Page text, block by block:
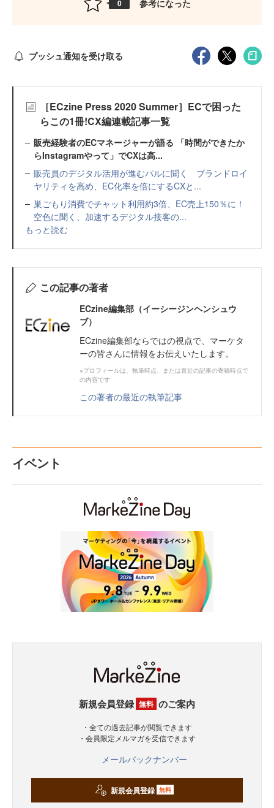
0 参考になった
プッシュ通知を受け取る
［ECzine Press 2020 Summer］ECで困った
らこの1冊!CX編連載記事一覧
販売経験者のECマネージャーが語る 「時間ができたか
らInstagramやって」でCXは高...
販売員のデジタル活用が進むパルに聞く ブランドロイ
ヤリティを高め、EC化率を倍にするCXと...
巣ごもり消費でチャット利用約3倍、EC売上150％に！
空色に聞く、加速するデジタル接客の...
もっと読む
この記事の著者
ECzine編集部（イーシージンヘンシュウ
ブ）
ECzine編集部ならではの視点で、マーケタ
ーの皆さんに情報をお伝えいたします。
※プロフィールは、執筆時点、または直近の記事の寄稿時点で
の内容です
この著者の最近の執筆記事
イベント
新規会員登録 無料 のご案内
・全ての過去記事が閲覧できます
・会員限定メルマガを受信できます
メールバックナンバー
新規会員登録 無料